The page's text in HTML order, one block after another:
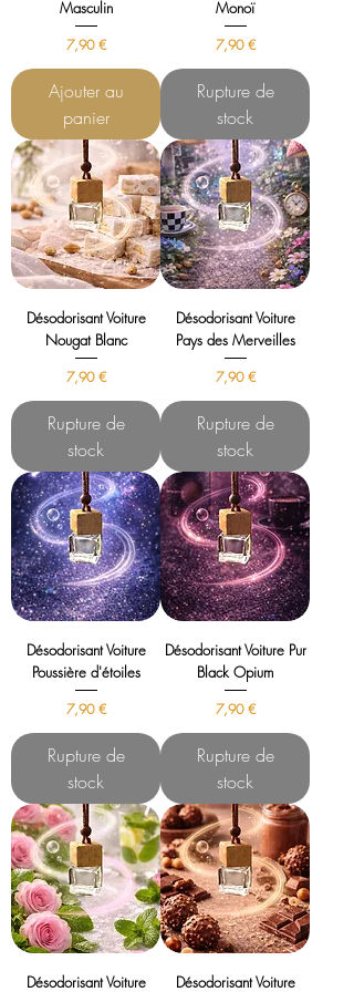
Masculin
Prix
7,90 €
Ajouter au
panier
Monoï
Prix
7,90 €
Rupture de
stock
Désodorisant Voiture
Nougat Blanc
Prix
7,90 €
Rupture de
stock
Désodorisant Voiture
Pays des Merveilles
Prix
7,90 €
Rupture de
stock
Désodorisant Voiture
Poussière d'étoiles
Prix
7,90 €
Rupture de
stock
Désodorisant Voiture Pur
Black Opium
Prix
7,90 €
Rupture de
stock
Désodorisant Voiture
Désodorisant Voiture